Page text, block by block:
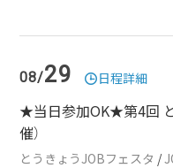
08/29 日程詳細
★当日参加OK★第4回
催）
とうきょうJOBフェスタ /